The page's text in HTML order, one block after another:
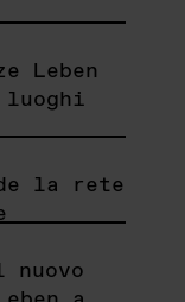
Leben
la rete